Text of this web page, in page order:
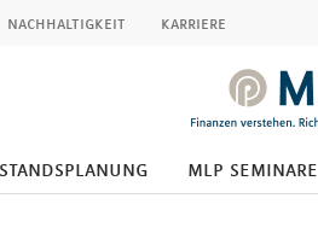
nachhaltigkeit karriere
mlp seminare